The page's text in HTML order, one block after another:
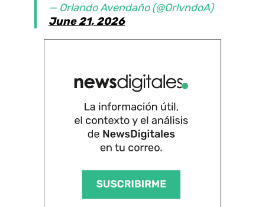
— Orlando Avendaño (@OrlvndoA)
June 21, 2026